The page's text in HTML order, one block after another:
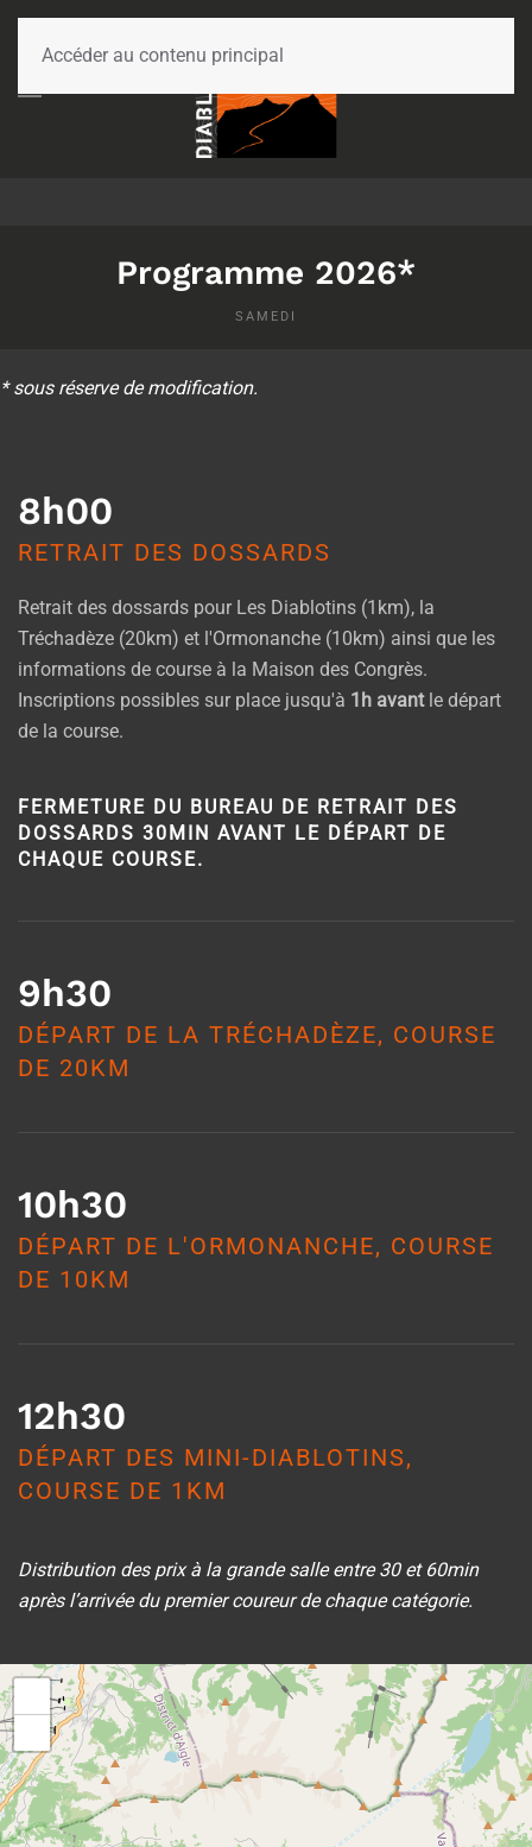
Accéder au contenu principal
Programme 2026*
SAMEDI
* sous réserve de modification.
8h00
RETRAIT DES DOSSARDS
Retrait des dossards pour Les Diablotins (1km), la
Tréchadèze (20km) et l'Ormonanche (10km) ainsi que les
informations de course à la Maison des Congrès.
Inscriptions possibles sur place jusqu'à 1h avantle départ
de la course.
FERMETURE DU BUREAU DE RETRAIT DES
DOSSARDS 30MIN AVANT LE DÉPART DE
CHAQUE COURSE.
9h30
DÉPART DE LA TRÉCHADÈZE, COURSE
DE 20KM
10h30
DÉPART DE L'ORMONANCHE, COURSE
DE 10KM
12h30
DÉPART DES MINI-DIABLOTINS,
COURSE DE 1KM
Distribution des prix à la grande salle entre 30 et 60min
après l’arrivée du premier coureur de chaque catégorie.